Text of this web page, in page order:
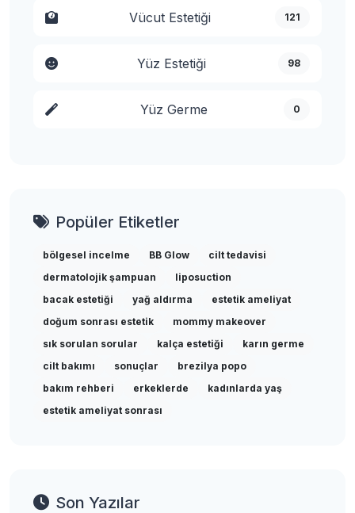
Vücut Estetiği 121
Yüz Estetiği 98
Yüz Germe 0
Popüler Etiketler
bölgesel incelme BB Glow
cilt tedavisi
dermatolojik şampuan
liposuction
bacak estetiği
yağ aldırma
estetik ameliyat
doğum sonrası estetik
mommy makeover
sık sorulan sorular
kalça estetiği
karın germe
cilt bakımı
sonuçlar
brezilya popo
bakım rehberi
erkeklerde
kadınlarda yaş
estetik ameliyat sonrası
Son Yazılar